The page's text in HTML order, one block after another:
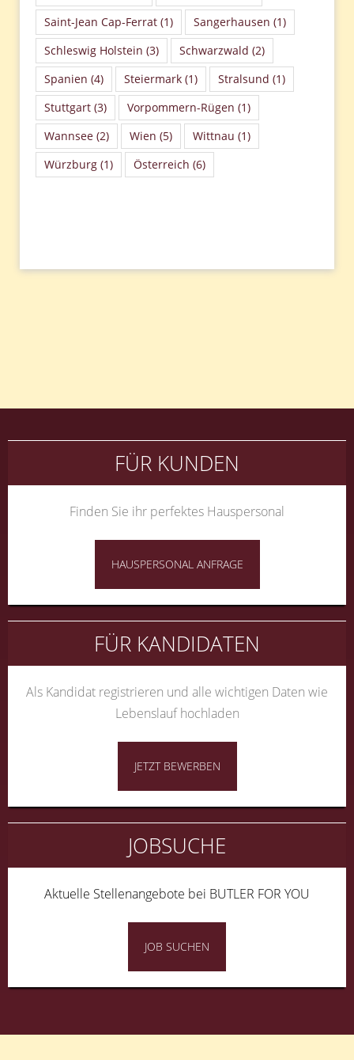
Saint-Jean Cap-Ferrat (1) Sangerhausen (1)
Schleswig Holstein (3) Schwarzwald (2)
Spanien (4) Steiermark (1) Stralsund (1)
Stuttgart (3) Vorpommern-Rügen (1)
Wannsee (2) Wien (5) Wittnau (1)
Würzburg (1) Österreich (6)
FÜR KUNDEN
Finden Sie ihr perfektes Hauspersonal
HAUSPERSONAL ANFRAGE
FÜR KANDIDATEN
Als Kandidat registrieren und alle wichtigen Daten wie
Lebenslauf hochladen
JETZT BEWERBEN
JOBSUCHE
Aktuelle Stellenangebote bei BUTLER FOR YOU
JOB SUCHEN